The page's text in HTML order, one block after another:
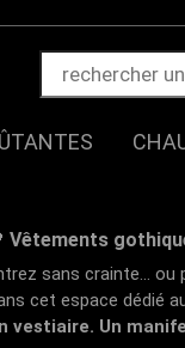
Vêtements
sans crainte... ou
cet espace dédié
vestiaire. Un